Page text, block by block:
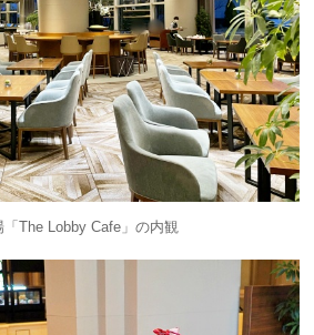
The Lobby Cafe」の内観